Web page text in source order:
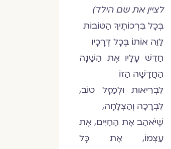
לציין את שם הילד)
בְּכָל בִּרְכוֹתֶיךָ הַטּוֹבוֹת
לַוֵּה אוֹתוֹ בְּכָל דְּרָכָיו
חַדֵּשׁ עָלָיו אֶת הַשָּׁנָה
הַחֲדָשָׁה הַזּוֹ
לִבְרִיאוּת וּלְמַזָּל טוֹב,
לִבְרָכָה וְהַצְלָחָה,
שֶׁיֹּאהַב אֶת הַחַיִּים, אֶת
עַצְמוֹ, אֶת כָּל